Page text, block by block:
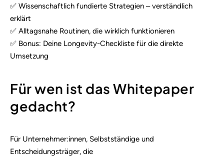
✅ Wissenschaftlich fundierte Strategien – verständlich
erklärt
✅ Alltagsnahe Routinen, die wirklich funktionieren
✅ Bonus: Deine Longevity-Checkliste für die direkte
Umsetzung
Für wen ist das Whitepaper
gedacht?
Für Unternehmer:innen, Selbstständige und
Entscheidungsträger, die